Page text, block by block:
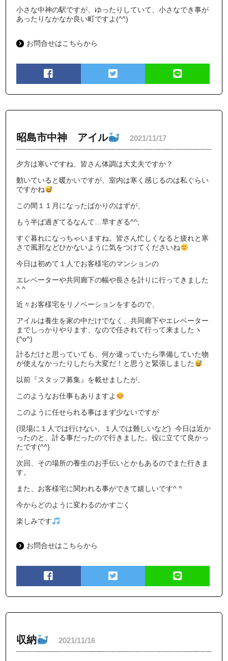
小さな中神の駅ですが、ゆったりしていて、小さなでき事が
あったりなかなか良い町ですよ(^^)
お問合せはこちらから
昭島市中神 アイル 2021/11/17
夕方は寒いですね、皆さん体調は大丈夫ですか？
動いていると暖かいですが、室内は寒く感じるのは私ぐらい
ですかね
この間１１月になったばかりのはずが、
もう半ば過ぎてるなんて…早すぎる^^;
すぐ暮れになっちゃいますね。皆さん忙しくなると疲れと寒
さで風邪などひかないように気をつけてくださいね
今日は初めて１人でお客様宅のマンションの
エレベーターや共同廊下の幅や長さを計りに行ってきました
^ ^
近々お客様宅をリノベーションをするので、
アイルは養生を家の中だけでなく、共同廊下やエレベーター
までしっかりやります、なので任されて行って来ましたヽ
(^o^)
計るだけと思っていても、何か違っていたら準備していた物
が使えなかったりしたら大変だ！と思うと緊張しました
以前『スタッフ募集』を載せましたが、
このようなお仕事もありますよ
このように任せられる事はまず少ないですが
(現場に１人では行けない、１人では難しいなど) 今日は近か
ったのと、計る事だったので行きました。役に立てて良かっ
たです(^^)
次回、その場所の養生のお手伝いとかもあるのでまた行きま
す。
また、お客様宅に関われる事ができて嬉しいです^ ^
今からどのように変わるのかすごく
楽しみです
お問合せはこちらから
収納 2021/11/16